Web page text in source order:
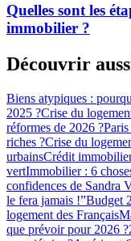
Quelles sont les
immobilier ?
Découvrir
Biens atypiques :
2025 ?Crise du
réformes de 2026 ?
riches ?Crise du
urbainsCrédit
vertImmobilier : 6
confidences de Sandra
le fera jamais !”Budget
logement des Français
que prévoir pour 2026 ?